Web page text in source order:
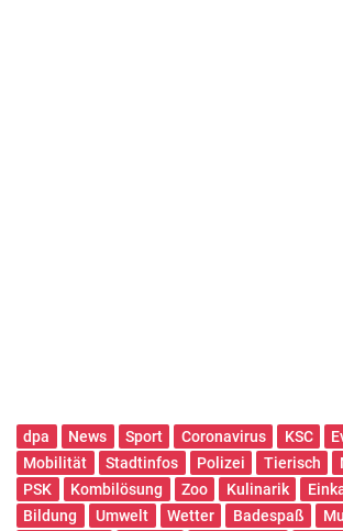
dpa News Sport Coronavirus KSC
Mobilität
Stadtinfos Polizei Tierisch
PSK
Kombilösung Zoo Kulinarik
Bildung
Umwelt Wetter Badespaß